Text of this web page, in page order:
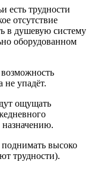
есть трудности
отсутствие
в душевую систему
оборудованном
не упадёт.
ощущать
высоко
трудности).